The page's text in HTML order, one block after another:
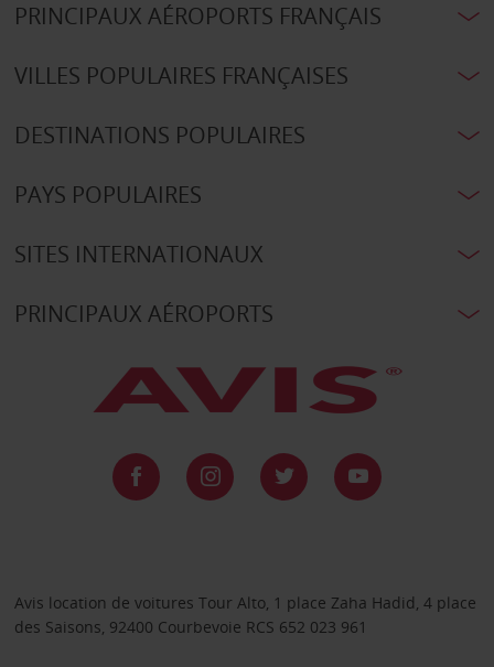
PRINCIPAUX AÉROPORTS FRANÇAIS
VILLES POPULAIRES FRANÇAISES
DESTINATIONS POPULAIRES
PAYS POPULAIRES
SITES INTERNATIONAUX
PRINCIPAUX AÉROPORTS
Avis location de voitures Tour Alto, 1 place Zaha Hadid, 4 place
des Saisons, 92400 Courbevoie RCS 652 023 961